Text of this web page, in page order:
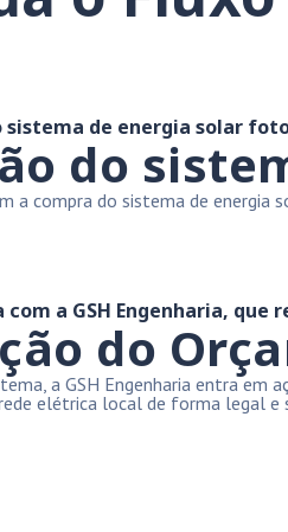
sistema de energia solar
do
a compra do sistema de
a GSH Engenharia,
do
a GSH Engenharia entra
elétrica local de forma legal e